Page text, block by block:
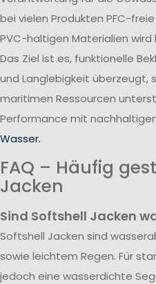
bei vielen Produkten PFC-
PVC-haltigen Materialien wird
Das Ziel ist es, funktionelle
und Langlebigkeit überzeugt,
maritimen Ressourcen
Performance mit
Wasser.
FAQ – Häufig
Jacken
Sind Softshell Jacken
Softshell Jacken sind
sowie leichtem Regen. Für
jedoch eine wasserdichte